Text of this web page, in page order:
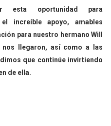
esta oportunidad para
increíble apoyo, amables
para nuestro hermano Will
llegaron, así como a las
que continúe invirtiendo
de ella.